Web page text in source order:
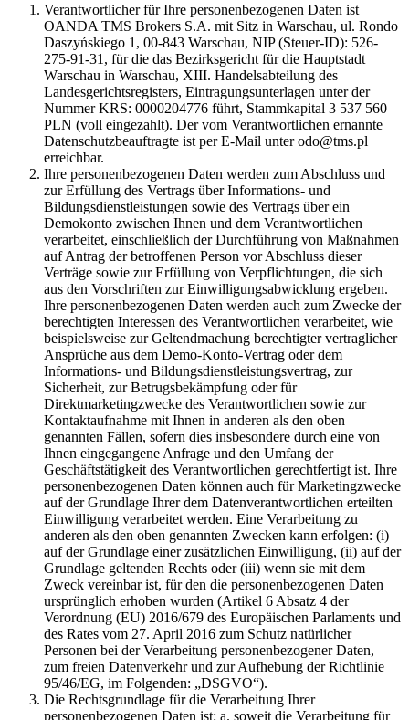
Verantwortlicher für Ihre personenbezogenen Daten ist
OANDA TMS Brokers S.A. mit Sitz in Warschau, ul. Rondo
Daszyńskiego 1, 00-843 Warschau, NIP (Steuer-ID): 526-
275-91-31, für die das Bezirksgericht für die Hauptstadt
Warschau in Warschau, XIII. Handelsabteilung des
Landesgerichtsregisters, Eintragungsunterlagen unter der
Nummer KRS: 0000204776 führt, Stammkapital 3 537 560
PLN (voll eingezahlt). Der vom Verantwortlichen ernannte
Datenschutzbeauftragte ist per E-Mail unter odo@tms.pl
erreichbar.
Ihre personenbezogenen Daten werden zum Abschluss und
zur Erfüllung des Vertrags über Informations- und
Bildungsdienstleistungen sowie des Vertrags über ein
Demokonto zwischen Ihnen und dem Verantwortlichen
verarbeitet, einschließlich der Durchführung von Maßnahmen
auf Antrag der betroffenen Person vor Abschluss dieser
Verträge sowie zur Erfüllung von Verpflichtungen, die sich
aus den Vorschriften zur Einwilligungsabwicklung ergeben.
Ihre personenbezogenen Daten werden auch zum Zwecke der
berechtigten Interessen des Verantwortlichen verarbeitet, wie
beispielsweise zur Geltendmachung berechtigter vertraglicher
Ansprüche aus dem Demo-Konto-Vertrag oder dem
Informations- und Bildungsdienstleistungsvertrag, zur
Sicherheit, zur Betrugsbekämpfung oder für
Direktmarketingzwecke des Verantwortlichen sowie zur
Kontaktaufnahme mit Ihnen in anderen als den oben
genannten Fällen, sofern dies insbesondere durch eine von
Ihnen eingegangene Anfrage und den Umfang der
Geschäftstätigkeit des Verantwortlichen gerechtfertigt ist. Ihre
personenbezogenen Daten können auch für Marketingzwecke
auf der Grundlage Ihrer dem Datenverantwortlichen erteilten
Einwilligung verarbeitet werden. Eine Verarbeitung zu
anderen als den oben genannten Zwecken kann erfolgen: (i)
auf der Grundlage einer zusätzlichen Einwilligung, (ii) auf der
Grundlage geltenden Rechts oder (iii) wenn sie mit dem
Zweck vereinbar ist, für den die personenbezogenen Daten
ursprünglich erhoben wurden (Artikel 6 Absatz 4 der
Verordnung (EU) 2016/679 des Europäischen Parlaments und
des Rates vom 27. April 2016 zum Schutz natürlicher
Personen bei der Verarbeitung personenbezogener Daten,
zum freien Datenverkehr und zur Aufhebung der Richtlinie
95/46/EG, im Folgenden: „DSGVO“).
Die Rechtsgrundlage für die Verarbeitung Ihrer
personenbezogenen Daten ist: a. soweit die Verarbeitung für